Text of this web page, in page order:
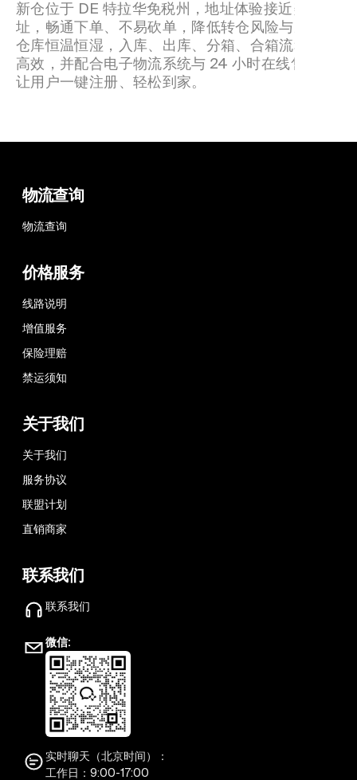
新仓位于 DE 特拉华免税州，地址体验接近美私地
址，畅通下单、不易砍单，降低转仓风险与成本。
仓库恒温恒湿，入库、出库、分箱、合箱流程规范
高效，并配合电子物流系统与 24 小时在线售后，
让用户一键注册、轻松到家。
物流查询
物流查询
价格服务
线路说明
增值服务
保险理赔
禁运须知
关于我们
关于我们
服务协议
联盟计划
直销商家
联系我们
联系我们
微信:
实时聊天（北京时间）：
工作日：9:00-17:00